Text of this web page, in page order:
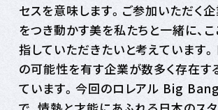
セスを意味します。ご参加いただく
をつき動かす美を私たちと一緒に、
指していただきたいと考えています
の可能性を有す企業が数多く存在す
ています。今回のロレアル Big